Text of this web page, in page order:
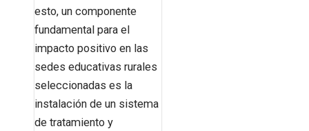
esto, un componente
fundamental para el
impacto positivo en las
sedes educativas rurales
seleccionadas es la
instalación de un sistema
de tratamiento y